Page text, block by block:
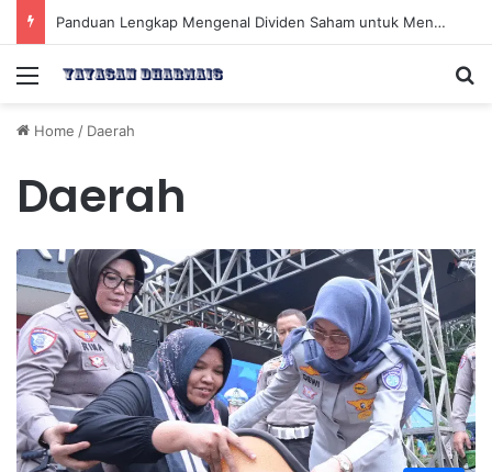
Panduan Lengkap Mengenal Dividen Saham untuk Mendapatkan Pasif Income Setiap Tahun
Menu
Home / Daerah
Daerah